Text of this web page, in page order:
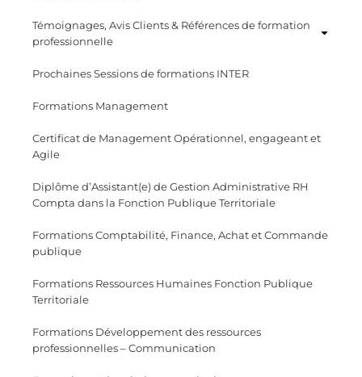
Témoignages, Avis Clients & Références de formation
professionnelle
Prochaines Sessions de formations INTER
Formations Management
Certificat de Management Opérationnel, engageant et
Agile
Diplôme d’Assistant(e) de Gestion Administrative RH
Compta dans la Fonction Publique Territoriale
Formations Comptabilité, Finance, Achat et Commande
publique
Formations Ressources Humaines Fonction Publique
Territoriale
Formations Développement des ressources
professionnelles – Communication